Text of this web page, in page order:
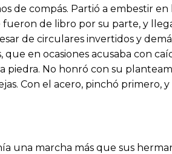
de compás. Partió a embestir en
de libro por su parte, y
de circulares invertidos y
en ocasiones acusaba con
piedra. No honró con su
Con el acero, pinchó primero,
una marcha más que sus